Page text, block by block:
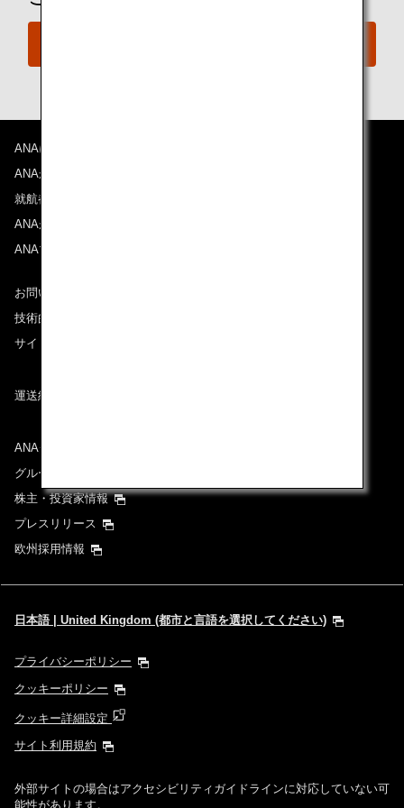
ANAについて
ANAからのお知らせ
就航都市
ANAがお約束する体験
ANAマイレージクラブ
お問い合わせ
技術的なお問い合わせ（推奨環境）
サイトマップ
運送約款
ANAグループについて
グループ企業一覧
株主・投資家情報
プレスリリース
欧州採用情報
日本語 | United Kingdom (都市と言語を選択してください)
プライバシーポリシー
クッキーポリシー
クッキー詳細設定
サイト利用規約
外部サイトの場合はアクセシビリティガイドラインに対応していない可
能性があります。